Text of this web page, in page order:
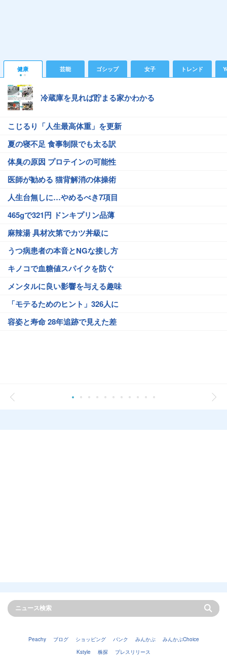
健康 芸能 ゴシップ 女子 トレンド
冷蔵庫を見れば貯まる家かわかる
こじるり「人生最高体重」を更新
夏の寝不足 食事制限でも太る訳
体臭の原因 プロテインの可能性
医師が勧める 猫背解消の体操術
人生台無しに…やめるべき7項目
465gで321円 ドンキプリン品薄
麻辣湯 具材次第でカツ丼級に
うつ病患者の本音とNGな接し方
キノコで血糖値スパイクを防ぐ
メンタルに良い影響を与える趣味
「モテるためのヒント」326人に
容姿と寿命 28年追跡で見えた差
Peachy ブログ ショッピング バンク みんかぶ
みんかぶChoice
Kstyle
株探 プレスリリース